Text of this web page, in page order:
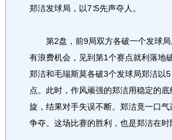
郑洁发球局，以7∶5先声夺人。
第2盘，前9局双方各破一个发球局
有浪费机会，见到第1个赛点就利落地
郑洁和毛瑞斯莫各破3个发球局郑洁以
点。此时，作风顽强的郑洁用稳定的
旋，结果对手失误不断。郑洁竟一口
争夺。这场比赛的胜利，也是郑洁在时